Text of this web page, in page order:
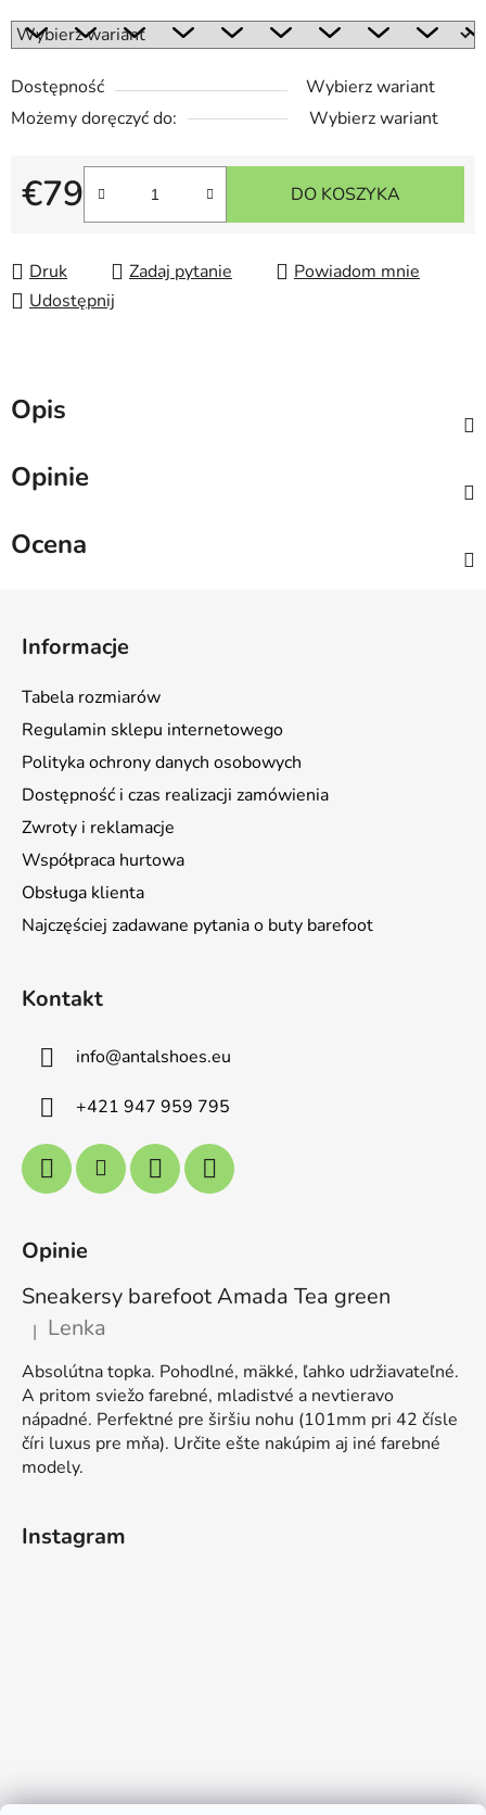
Dostępność
Wybierz wariant
Możemy doręczyć do:
Wybierz wariant
€79
Cena jednostkowa:
DO KOSZYKA
Druk Zadaj pytanie
Powiadom mnie
Udostępnij
Opis
Opinie
Ocena
Informacje
Tabela rozmiarów
Regulamin sklepu internetowego
Polityka ochrony danych osobowych
Dostępność i czas realizacji zamówienia
Zwroty i reklamacje
Współpraca hurtowa
Obsługa klienta
Najczęściej zadawane pytania o buty barefoot
Kontakt
info@antalshoes.eu
+421 947 959 795
Opinie
Sneakersy barefoot Amada Tea green
Ocena produktu to 5 na 5 gwiazdek.
| Lenka
Absolútna topka. Pohodlné, mäkké, ľahko udržiavateľné.
A pritom sviežo farebné, mladistvé a nevtieravo
nápadné. Perfektné pre širšiu nohu (101mm pri 42 čísle
číri luxus pre mňa). Určite ešte nakúpim aj iné farebné
modely.
Instagram